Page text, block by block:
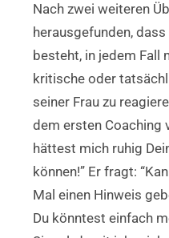
Nach zwei weiteren
herausgefunden,
besteht, in jedem Fall
kritische oder
seiner Frau zu
dem ersten Coaching
hättest mich ruhig
können!” Er fragt:
Mal einen Hinweis
Du könntest einfach